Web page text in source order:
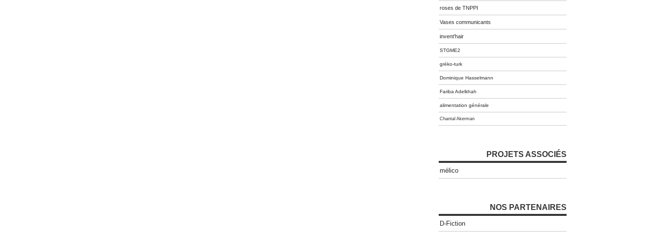
roses de TNPPI
Vases communicants
invent'hair
STGME2
gréko-turk
Dominique Hasselmann
Fariba Adelkhah
alimentation générale
Chantal Akerman
PROJETS ASSOCIÉS
mélico
NOS PARTENAIRES
D-Fiction